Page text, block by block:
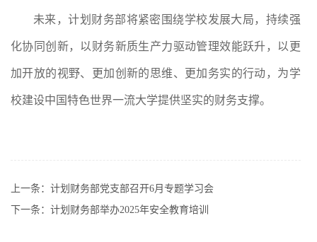
未来，计划财务部将紧密围绕学校发展大局，持续强
化协同创新，以财务新质生产力驱动管理效能跃升，以更
加开放的视野、更加创新的思维、更加务实的行动，为学
校建设中国特色世界一流大学提供坚实的财务支撑。
上一条： 计划财务部党支部召开6月专题学习会
下一条： 计划财务部举办2025年安全教育培训